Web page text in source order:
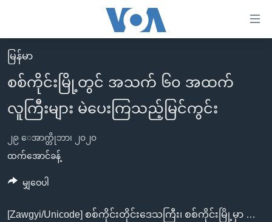
လွယ်ကူ
စေ
သည့်
Link
များ
ပင်မ
အကြောင်းအရာ
ကျော်
မူလစာမျက်နှာ
မြန်မာ
ကမ္ဘာ့သတင်းများ
အမေရိကန်
သတင်းလွတ်လပ်ခွင့်
အမေရိကန်သုံးအီဒီယံ
အပတ်စဉ်ကဏ္ဍများ
မြန်မာ
စစ်ကိုင်းမြို့တွင် အသက် ၆၀ အထက်
လူကြီးများ မဲပေးကြသည့်မြင်ကွင်း
၂၉ ေအာက္တိုဘာ၊ ၂၀၂၀
ထက်အောင်ခန့်
[Zawgyi/Unicode] စစ်ကိုင်းတိုင်းဒေသကြီး၊ စစ်ကိုင်းမြို့မှာ အသက် ၆၀ နဲ့အထက်လူကြီးတွေ သက်ဆိုင်ရာ ရပ်ကွက်၊ ကျေးရွာအုပ်စု ကော်မရှင်ရုံးတွေမှာ ဒီကနေ့ ကြိုတင်မဲပေးကြပါတယ်။ (ဓာတ်ပုံ - ထက်အောင်ခန့် (ဗွီအိုအေ))
မျှဝေပါ